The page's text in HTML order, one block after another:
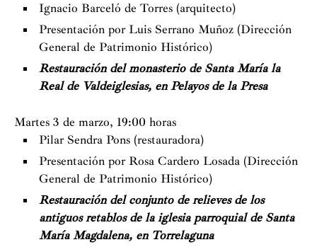
Ignacio Barceló de Torres (arquitecto)
Presentación por Luis Serrano Muñoz (Dirección
General de Patrimonio Histórico)
Restauración del monasterio de Santa María la
Real de Valdeiglesias, en Pelayos de la Presa
Martes 3 de marzo, 19:00 horas
Pilar Sendra Pons (restauradora)
Presentación por Rosa Cardero Losada (Dirección
General de Patrimonio Histórico)
Restauración del conjunto de relieves de los
antiguos retablos de la iglesia parroquial de Santa
María Magdalena, en Torrelaguna